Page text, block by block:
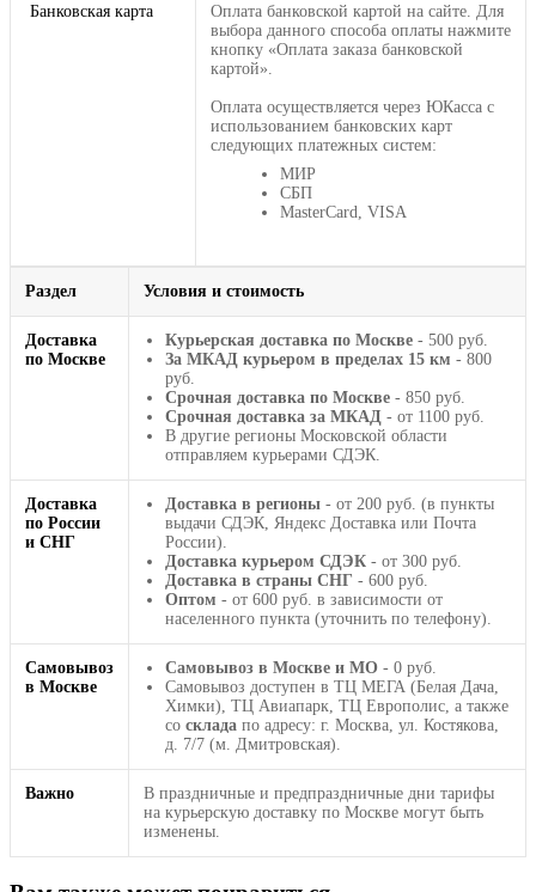
Банковская карта
Оплата банковской картой на сайте. Для
выбора данного способа оплаты нажмите
кнопку «Оплата заказа банковской
картой».
Оплата осуществляется через ЮКасса с
использованием банковских карт
следующих платежных систем:
МИР
СБП
MasterCard, VISA
Раздел Условия и стоимость
Доставка
по Москве
Курьерская доставка по Москве - 500 руб.
За МКАД курьером в пределах 15 км - 800
руб.
Срочная доставка по Москве - 850 руб.
Срочная доставка за МКАД - от 1100 руб.
В другие регионы Московской области
отправляем курьерами СДЭК.
Доставка
по России
и СНГ
Доставка в регионы - от 200 руб. (в пункты
выдачи СДЭК, Яндекс Доставка или Почта
России).
Доставка курьером СДЭК - от 300 руб.
Доставка в страны СНГ - 600 руб.
Оптом - от 600 руб. в зависимости от
населенного пункта (уточнить по телефону).
Самовывоз
в Москве
Самовывоз в Москве и МО - 0 руб.
Самовывоз доступен в ТЦ МЕГА (Белая Дача,
Химки), ТЦ Авиапарк, ТЦ Европолис, а также
со склада по адресу: г. Москва, ул. Костякова,
д. 7/7 (м. Дмитровская).
Важно
В праздничные и предпраздничные дни тарифы
на курьерскую доставку по Москве могут быть
изменены.